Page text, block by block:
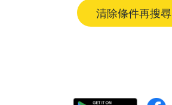
清除條件再搜尋